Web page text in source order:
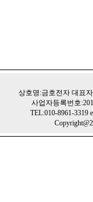
상호명:금호전자 대표
사업자등록번호
TEL:010-8961-3319